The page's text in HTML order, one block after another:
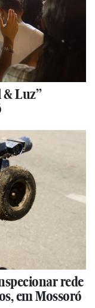
& Luz”
rede
em Mossoró